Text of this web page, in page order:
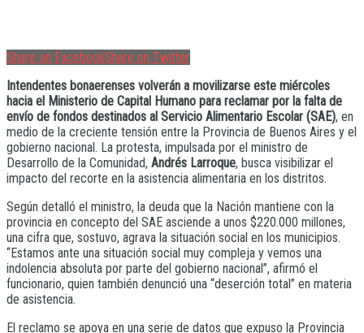
Share on FacebookShare on Twitter
Intendentes bonaerenses volverán a movilizarse este miércoles
hacia el Ministerio de Capital Humano para reclamar por la falta de
envío de fondos destinados al Servicio Alimentario Escolar (SAE), en
medio de la creciente tensión entre la Provincia de Buenos Aires y el
gobierno nacional. La protesta, impulsada por el ministro de
Desarrollo de la Comunidad, Andrés Larroque, busca visibilizar el
impacto del recorte en la asistencia alimentaria en los distritos.
Según detalló el ministro, la deuda que la Nación mantiene con la
provincia en concepto del SAE asciende a unos $220.000 millones,
una cifra que, sostuvo, agrava la situación social en los municipios.
“Estamos ante una situación social muy compleja y vemos una
indolencia absoluta por parte del gobierno nacional”, afirmó el
funcionario, quien también denunció una “deserción total” en materia
de asistencia.
El reclamo se apoya en una serie de datos que expuso la Provincia